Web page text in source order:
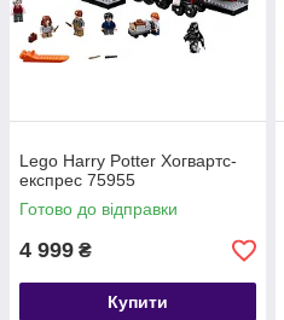
Lego Harry Potter Хогвартс-
експрес 75955
Готово до відправки
4 999 ₴
Купити